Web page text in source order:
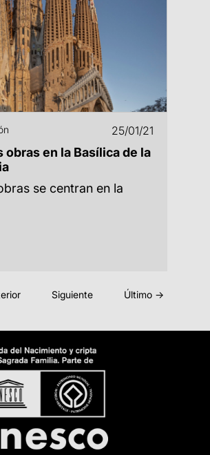
25/01/21
obras en la Basílica de la
se centran en la
Siguiente Último →